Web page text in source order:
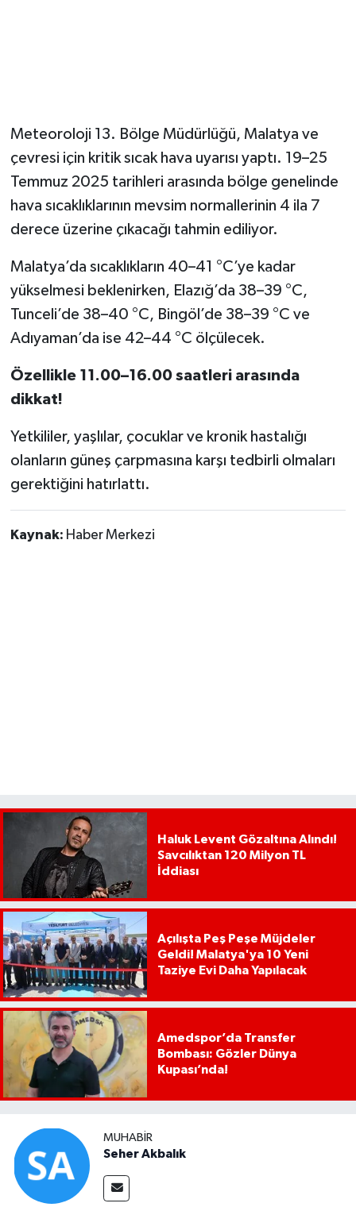
Meteoroloji 13. Bölge Müdürlüğü, Malatya ve
çevresi için kritik sıcak hava uyarısı yaptı. 19–25
Temmuz 2025 tarihleri arasında bölge genelinde
hava sıcaklıklarının mevsim normallerinin 4 ila 7
derece üzerine çıkacağı tahmin ediliyor.
Malatya’da sıcaklıkların 40–41 °C’ye kadar
yükselmesi beklenirken, Elazığ’da 38–39 °C,
Tunceli’de 38–40 °C, Bingöl’de 38–39 °C ve
Adıyaman’da ise 42–44 °C ölçülecek.
Özellikle 11.00–16.00 saatleri arasında
dikkat!
Yetkililer, yaşlılar, çocuklar ve kronik hastalığı
olanların güneş çarpmasına karşı tedbirli olmaları
gerektiğini hatırlattı.
Kaynak: Haber Merkezi
Haluk Levent Gözaltına Alındı!
Savcılıktan 120 Milyon TL
İddiası
Açılışta Peş Peşe Müjdeler
Geldi! Malatya'ya 10 Yeni
Taziye Evi Daha Yapılacak
Amedspor’da Transfer
Bombası: Gözler Dünya
Kupası’nda!
MUHABIR
Seher Akbalık